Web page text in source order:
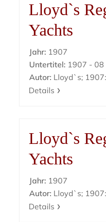
Lloyd`s
Yachts
Jahr: 1907
Untertitel: 1907 - 08
Autor: Lloyd`s; 1907:
Details
Lloyd`s
Yachts
Jahr: 1907
Autor: Lloyd`s; 1907:
Details